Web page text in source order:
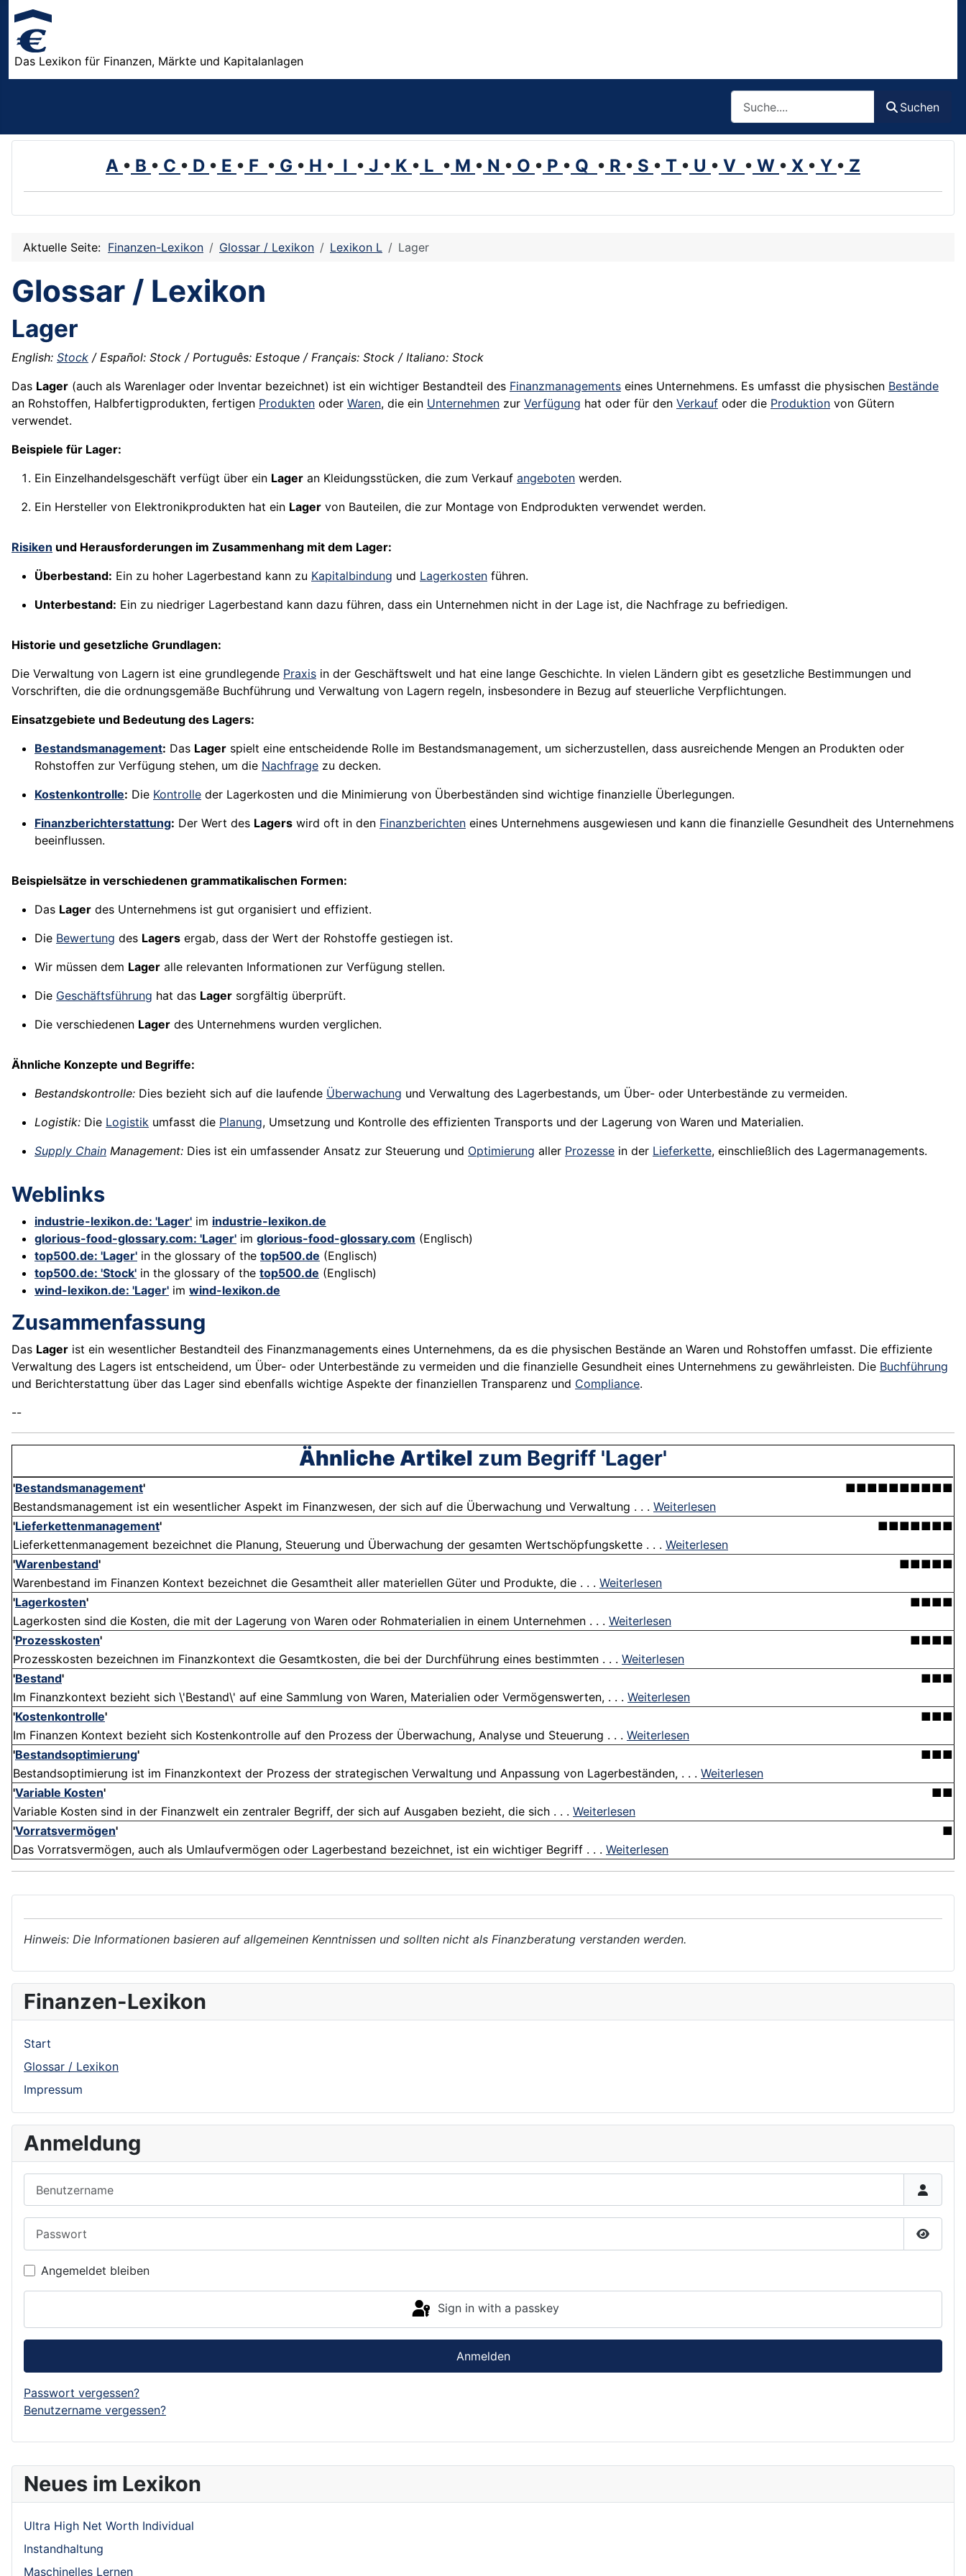
Das Lexikon für Finanzen, Märkte und Kapitalanlagen
Suchen
A • B • C • D • E • F • G • H • I • J • K • L • M • N • O • P • Q • R • S • T • U • V • W • X • Y • Z
Neues im Lexikon
Ultra High Net Worth Individual
Instandhaltung
Maschinelles Lernen
Aktuelle Seite: Finanzen-Lexikon Glossar / Lexikon Lexikon L Lager
Glossar / Lexikon
Lager
English: Stock / Español: Stock / Português: Estoque / Français: Stock / Italiano: Stock
Das Lager (auch als Warenlager oder Inventar bezeichnet) ist ein wichtiger Bestandteil des Finanzmanagements eines Unternehmens. Es umfasst die physischen Bestände
an Rohstoffen, Halbfertigprodukten, fertigen Produkten oder Waren, die ein Unternehmen zur Verfügung hat oder für den Verkauf oder die Produktion von Gütern
verwendet.
Beispiele für Lager:
Ein Einzelhandelsgeschäft verfügt über ein Lager an Kleidungsstücken, die zum Verkauf angeboten werden.
Ein Hersteller von Elektronikprodukten hat ein Lager von Bauteilen, die zur Montage von Endprodukten verwendet werden.
Risiken und Herausforderungen im Zusammenhang mit dem Lager:
Überbestand: Ein zu hoher Lagerbestand kann zu Kapitalbindung und Lagerkosten führen.
Unterbestand: Ein zu niedriger Lagerbestand kann dazu führen, dass ein Unternehmen nicht in der Lage ist, die Nachfrage zu befriedigen.
Historie und gesetzliche Grundlagen:
Die Verwaltung von Lagern ist eine grundlegende Praxis in der Geschäftswelt und hat eine lange Geschichte. In vielen Ländern gibt es gesetzliche Bestimmungen und
Vorschriften, die die ordnungsgemäße Buchführung und Verwaltung von Lagern regeln, insbesondere in Bezug auf steuerliche Verpflichtungen.
Einsatzgebiete und Bedeutung des Lagers:
Bestandsmanagement: Das Lager spielt eine entscheidende Rolle im Bestandsmanagement, um sicherzustellen, dass ausreichende Mengen an Produkten oder
Rohstoffen zur Verfügung stehen, um die Nachfrage zu decken.
Kostenkontrolle: Die Kontrolle der Lagerkosten und die Minimierung von Überbeständen sind wichtige finanzielle Überlegungen.
Finanzberichterstattung: Der Wert des Lagers wird oft in den Finanzberichten eines Unternehmens ausgewiesen und kann die finanzielle Gesundheit des Unternehmens
beeinflussen.
Beispielsätze in verschiedenen grammatikalischen Formen:
Das Lager des Unternehmens ist gut organisiert und effizient.
Die Bewertung des Lagers ergab, dass der Wert der Rohstoffe gestiegen ist.
Wir müssen dem Lager alle relevanten Informationen zur Verfügung stellen.
Die Geschäftsführung hat das Lager sorgfältig überprüft.
Die verschiedenen Lager des Unternehmens wurden verglichen.
Ähnliche Konzepte und Begriffe:
Bestandskontrolle: Dies bezieht sich auf die laufende Überwachung und Verwaltung des Lagerbestands, um Über- oder Unterbestände zu vermeiden.
Logistik: Die Logistik umfasst die Planung, Umsetzung und Kontrolle des effizienten Transports und der Lagerung von Waren und Materialien.
Supply Chain Management: Dies ist ein umfassender Ansatz zur Steuerung und Optimierung aller Prozesse in der Lieferkette, einschließlich des Lagermanagements.
Weblinks
industrie-lexikon.de: 'Lager' im industrie-lexikon.de
glorious-food-glossary.com: 'Lager' im glorious-food-glossary.com (Englisch)
top500.de: 'Lager' in the glossary of the top500.de (Englisch)
top500.de: 'Stock' in the glossary of the top500.de (Englisch)
wind-lexikon.de: 'Lager' im wind-lexikon.de
Zusammenfassung
Das Lager ist ein wesentlicher Bestandteil des Finanzmanagements eines Unternehmens, da es die physischen Bestände an Waren und Rohstoffen umfasst. Die effiziente
Verwaltung des Lagers ist entscheidend, um Über- oder Unterbestände zu vermeiden und die finanzielle Gesundheit eines Unternehmens zu gewährleisten. Die Buchführung
und Berichterstattung über das Lager sind ebenfalls wichtige Aspekte der finanziellen Transparenz und Compliance.
--
Ähnliche Artikel zum Begriff 'Lager'
'Bestandsmanagement'
■■■■■■■■■■
Bestandsmanagement ist ein wesentlicher Aspekt im Finanzwesen, der sich auf die Überwachung und Verwaltung . . . Weiterlesen
'Lieferkettenmanagement'
■■■■■■■
Lieferkettenmanagement bezeichnet die Planung, Steuerung und Überwachung der gesamten Wertschöpfungskette . . . Weiterlesen
'Warenbestand'
■■■■■
Warenbestand im Finanzen Kontext bezeichnet die Gesamtheit aller materiellen Güter und Produkte, die . . . Weiterlesen
'Lagerkosten'
■■■■
Lagerkosten sind die Kosten, die mit der Lagerung von Waren oder Rohmaterialien in einem Unternehmen . . . Weiterlesen
'Prozesskosten'
■■■■
Prozesskosten bezeichnen im Finanzkontext die Gesamtkosten, die bei der Durchführung eines bestimmten . . . Weiterlesen
'Bestand'
■■■
Im Finanzkontext bezieht sich \'Bestand\' auf eine Sammlung von Waren, Materialien oder Vermögenswerten, . . . Weiterlesen
'Kostenkontrolle'
■■■
Im Finanzen Kontext bezieht sich Kostenkontrolle auf den Prozess der Überwachung, Analyse und Steuerung . . . Weiterlesen
'Bestandsoptimierung'
■■■
Bestandsoptimierung ist im Finanzkontext der Prozess der strategischen Verwaltung und Anpassung von Lagerbeständen, . . . Weiterlesen
'Variable Kosten'
■■
Variable Kosten sind in der Finanzwelt ein zentraler Begriff, der sich auf Ausgaben bezieht, die sich . . . Weiterlesen
'Vorratsvermögen'
■
Das Vorratsvermögen, auch als Umlaufvermögen oder Lagerbestand bezeichnet, ist ein wichtiger Begriff . . . Weiterlesen
Hinweis: Die Informationen basieren auf allgemeinen Kenntnissen und sollten nicht als Finanzberatung verstanden werden.
Finanzen-Lexikon
Start
Glossar / Lexikon
Impressum
Anmeldung
Show
Angemeldet bleiben
Sign in with a passkey
Anmelden
Passwort vergessen?
Benutzername vergessen?